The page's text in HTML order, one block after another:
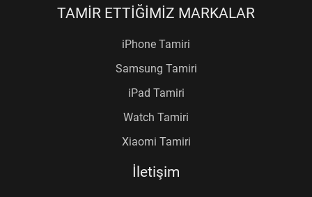
TAMİR ETTİĞİMİZ MARKALAR
iPhone Tamiri
Samsung Tamiri
iPad Tamiri
Watch Tamiri
Xiaomi Tamiri
İletişim